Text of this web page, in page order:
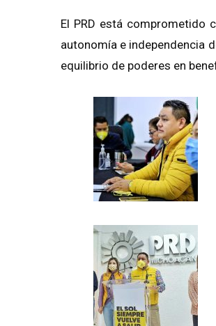
El PRD está comprometido
autonomía e independencia
equilibrio de poderes en